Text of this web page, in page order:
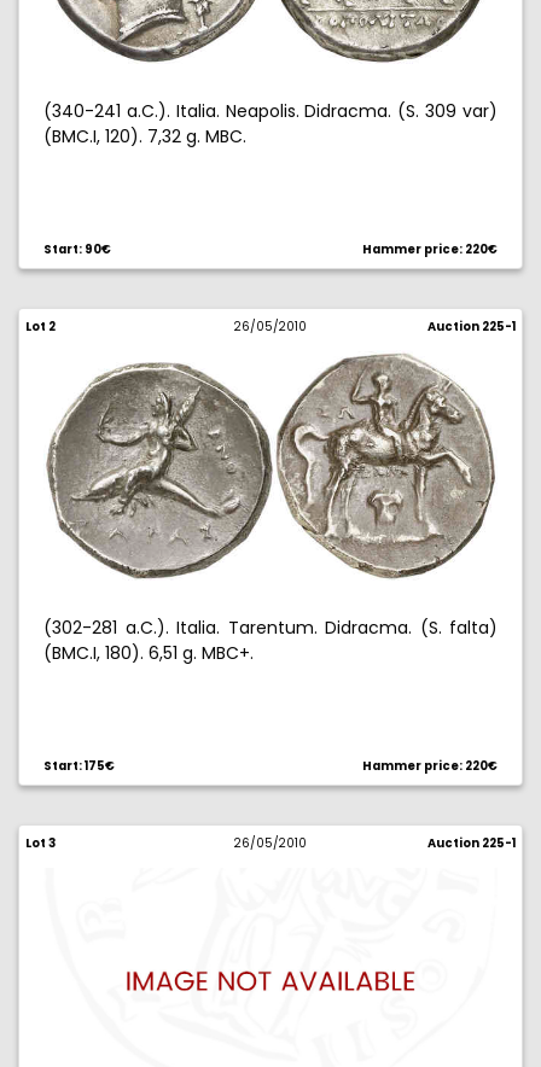
(340-241 a.C.). Italia. Neapolis. Didracma. (S. 309 var)
(BMC.I, 120). 7,32 g. MBC.
Start: 90€ Hammer price: 220€
Lot 2 26/05/2010 Auction 225-1
(302-281 a.C.). Italia. Tarentum. Didracma. (S. falta)
(BMC.I, 180). 6,51 g. MBC+.
Start: 175€ Hammer price: 220€
Lot 3 26/05/2010 Auction 225-1